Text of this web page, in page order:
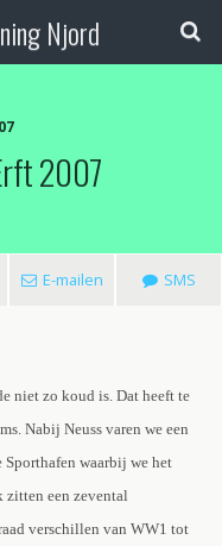
Njord
2007
E-mailen SMS
niet zo koud is. Dat heeft te
Nabij Neuss varen we een
Sporthafen waarbij we het
zitten een zevental
verschillen van WW1 tot